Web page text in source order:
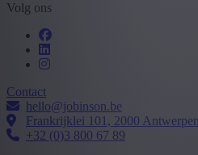
Volg ons
Contact
hello@jobinson.be
Frankrijklei 101, 2000 Antwerpen
+32 (0)3 800 67 89